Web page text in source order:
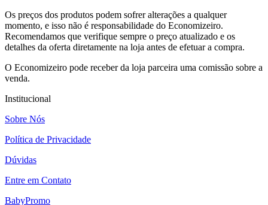
Os preços dos produtos podem sofrer alterações a qualquer
momento, e isso não é responsabilidade do Economizeiro.
Recomendamos que verifique sempre o preço atualizado e os
detalhes da oferta diretamente na loja antes de efetuar a compra.
O Economizeiro pode receber da loja parceira uma comissão sobre a
venda.
Institucional
Sobre Nós
Política de Privacidade
Dúvidas
Entre em Contato
BabyPromo